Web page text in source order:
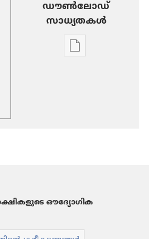
ഡൗണ്‍ലോഡ്
സാധ്യതകള്‍
ഔദ്യോഗിക